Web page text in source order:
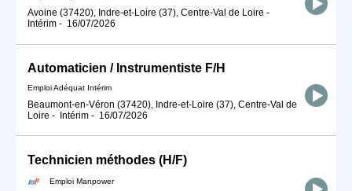
Avoine (37420), Indre-et-Loire (37), Centre-Val de Loire -
Intérim - 16/07/2026
Automaticien / Instrumentiste F/H
Emploi Adéquat Intérim
Beaumont-en-Véron (37420), Indre-et-Loire (37), Centre-Val de
Loire - Intérim - 16/07/2026
Technicien méthodes (H/F)
Emploi Manpower